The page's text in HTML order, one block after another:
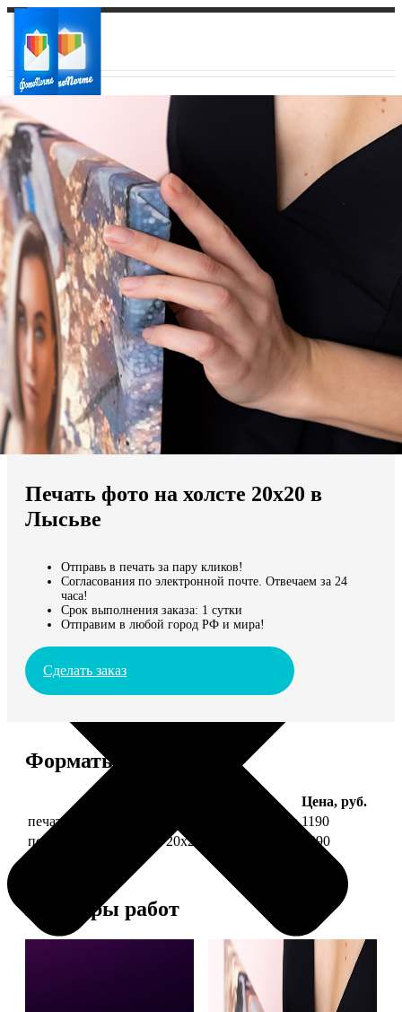
Ваш город:
Ваш регион доставки
Выберите из списка:
Мы доставляем по всему миру
Продолжить без города
Печать фото на холсте 20х20 в
Лысьве
Отправь в печать за пару кликов!
Согласования по электронной почте. Отвечаем за 24
часа!
Срок выполнения заказа: 1 сутки
Отправим в любой город РФ и мира!
Сделать заказ
Форматы и цены
Цена, руб.
печать фото на холсте 20х20 на подрамнике 1190
печать фото на холсте 20х20 в раме
3990
Примеры работ